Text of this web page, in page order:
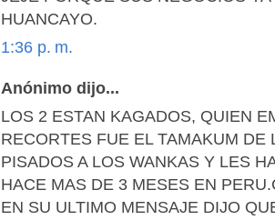
HUANCAYO.
1:36 p. m.
Anónimo dijo...
LOS 2 ESTAN KAGADOS, QUIEN
RECORTES FUE EL TAMAKUM DE
PISADOS A LOS WANKAS Y LES
HACE MAS DE 3 MESES EN
EN SU ULTIMO MENSAJE DIJO